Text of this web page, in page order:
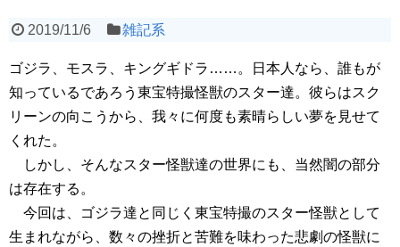
2019/11/6 雑記系
ゴジラ、モスラ、キングギドラ……。日本人なら、誰もが
知っているであろう東宝特撮怪獣のスター達。彼らはスク
リーンの向こうから、我々に何度も素晴らしい夢を見せて
くれた。
しかし、そんなスター怪獣達の世界にも、当然闇の部分
は存在する。
今回は、ゴジラ達と同じく東宝特撮のスター怪獣として
生まれながら、数々の挫折と苦難を味わった悲劇の怪獣に